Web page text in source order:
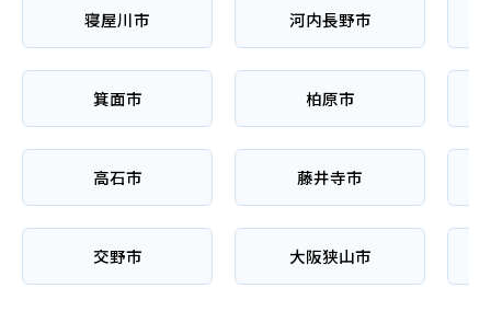
寝屋川市 河内長野市
箕面市 柏原市
高石市 藤井寺市
交野市 大阪狭山市